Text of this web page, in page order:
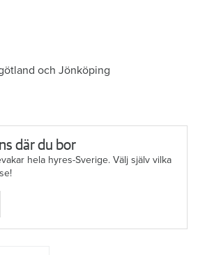
och Jönköping
där du bor
hela hyres-Sverige. Välj själv vilka